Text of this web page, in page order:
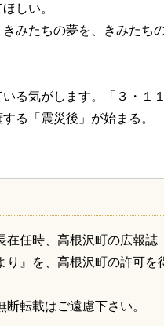
しい。
みたちの夢を、きみたち
る気がします。「３・１
る「震災後」が始まる。
任時、高根沢町の広報誌
』を、高根沢町の許可を
転載はご遠慮下さい。